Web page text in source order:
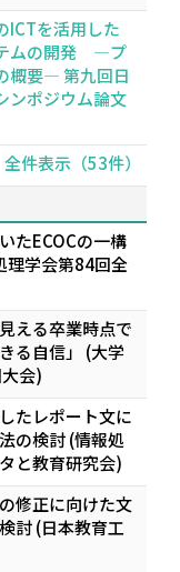
ICTを活用した
ムの開発 ―プ
概要― 第九回日
ンポジウム論文
全件表示（53件）
たECOCの一構
理学会第84回全
える卒業時点で
る自信」 (大学
会)
たレポート文に
の検討 (情報処
と教育研究会)
修正に向けた文
討 (日本教育工